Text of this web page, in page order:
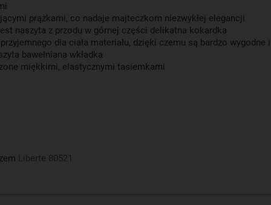
prążkami, co nadaje majteczkom niezwykłej elegancji
naszyta z przodu w górnej części delikatna kokardka
dla ciała materiału, dzięki czemu są bardzo
bawełniana wkładka
miękkimi, elastycznymi tasiemkami
Liberte 80521